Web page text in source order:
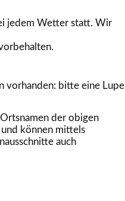
jedem Wetter statt. Wir
vorhanden: bitte eine Lupe
der obigen
können mittels
auch